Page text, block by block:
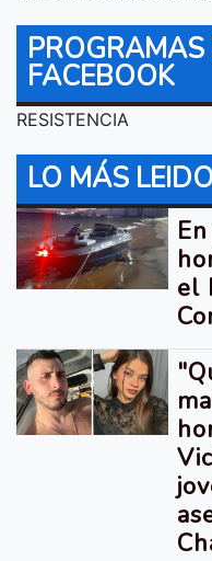
PROGRAMAS
FACEBOOK
RESISTENCIA
LO MÁS
el